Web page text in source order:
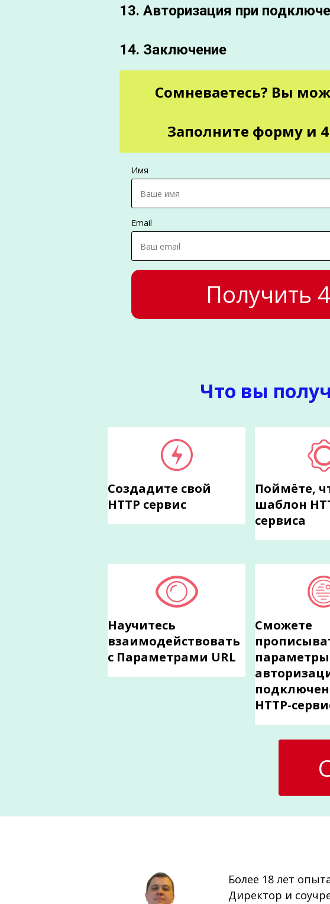
13. Авторизация при
14. Заключение
Сомневаетесь? Вы
Заполните форму и
Имя
Email
Получить
Что вы
Создадите свой
HTTP сервис
Поймёте,
шаблон
сервиса
Научитесь
взаимодействовать
с Параметрами URL
Сможете
параметры
НTTP-
Более 18 лет
Директор и